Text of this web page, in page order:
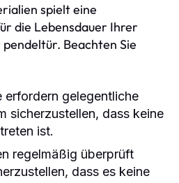
spielt eine
die Lebensdauer Ihrer
Beachten Sie
erfordern gelegentliche
sicherzustellen, dass keine
ist.
regelmäßig überprüft
dass es keine